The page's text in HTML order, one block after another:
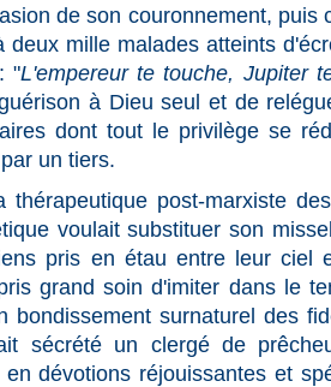
de son couronnement, puis
deux mille malades atteints
"L'empereur te touche, Jupiter
à Dieu seul et de
dont tout le privilège se
un tiers.
thérapeutique post-marxiste
voulait substituer son
pris en étau entre leur ciel
grand soin d'imiter dans le
bondissement surnaturel des
sécrété un clergé de
en dévotions réjouissantes et